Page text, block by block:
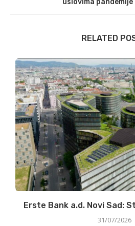
RELATED
Erste Bank a.d. Novi Sad:
31/07/2026